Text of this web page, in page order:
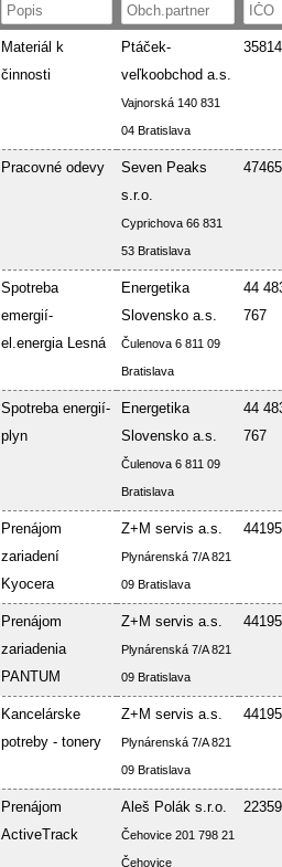
Materiál k
činnosti
Ptáček-
veľkoobchod a.s.
Vajnorská 140 831
04 Bratislava
Pracovné odevy
Seven Peaks
s.r.o.
Cyprichova 66 831
53 Bratislava
Spotreba
emergií-
el.energia Lesná
Energetika
Slovensko a.s.
Čulenova 6 811 09
Bratislava
44
767
Spotreba energií-
plyn
Energetika
Slovensko a.s.
Čulenova 6 811 09
Bratislava
44
767
Prenájom
zariadení
Kyocera
Z+M servis a.s.
Plynárenská 7/A 821
09 Bratislava
Prenájom
zariadenia
PANTUM
Z+M servis a.s.
Plynárenská 7/A 821
09 Bratislava
Kancelárske
potreby - tonery
Z+M servis a.s.
Plynárenská 7/A 821
09 Bratislava
Prenájom
ActiveTrack
Aleš Polák s.r.o.
Čehovice 201 798 21
Čehovice